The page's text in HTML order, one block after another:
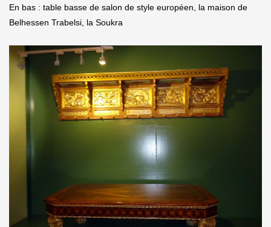
En bas : table basse de salon de style européen, la maison de
Belhessen Trabelsi, la Soukra